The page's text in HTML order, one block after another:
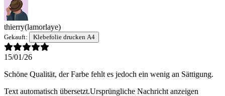
thierry(lamorlaye)
Gekauft: Klebefolie drucken A4
15/01/26
Schöne Qualität, der Farbe fehlt es jedoch ein wenig an Sättigung.
Text automatisch übersetzt.Ursprüngliche Nachricht anzeigen